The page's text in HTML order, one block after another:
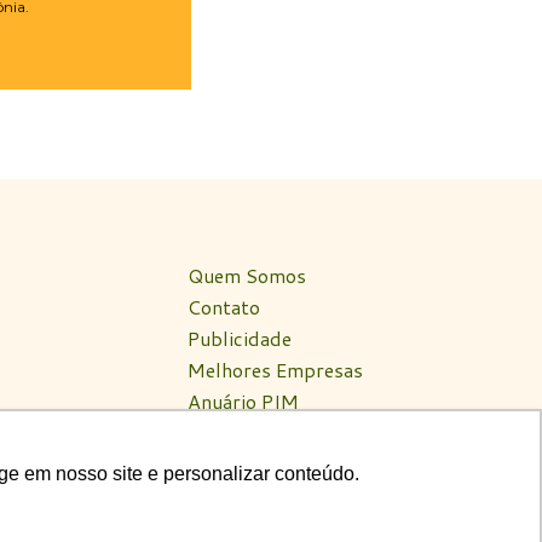
em nosso site e personalizar conteúdo.
em nosso site e personalizar conteúdo.
Quem Somos
Contato
Publicidade
Melhores Empresas
Anuário PIM